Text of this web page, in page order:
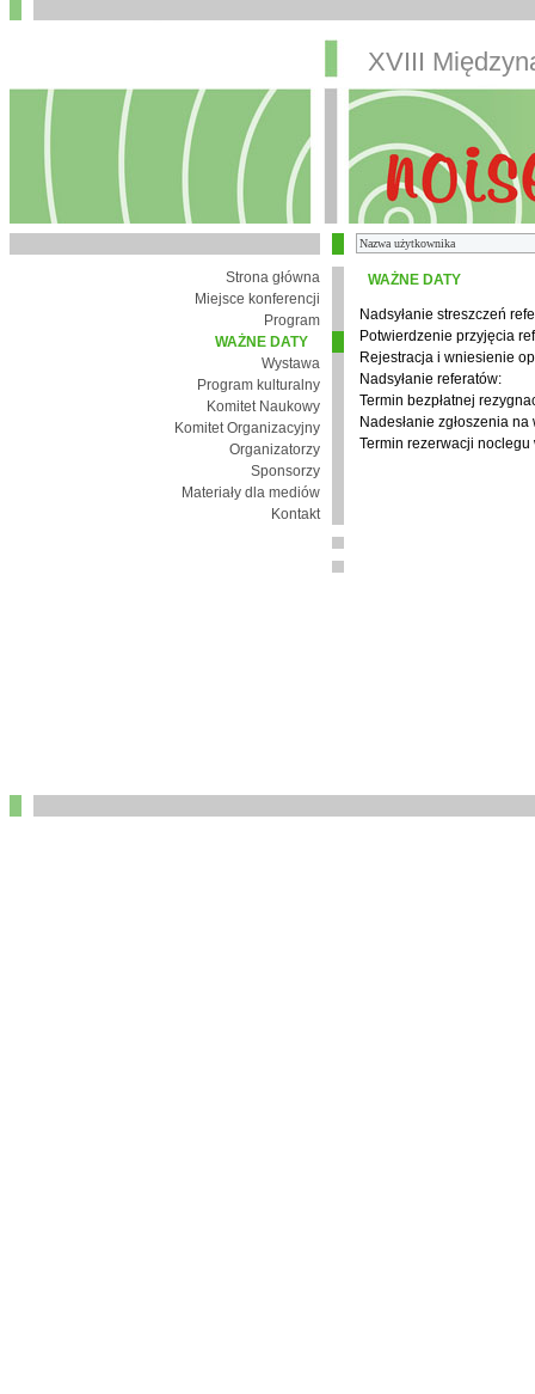
XVIII
Strona główna
Miejsce konferencji
Program
WAŻNE DATY
Wystawa
Program kulturalny
Komitet Naukowy
Komitet Organizacyjny
Organizatorzy
Sponsorzy
Materiały dla mediów
Kontakt
WAŻNE DATY
Nadsyłanie streszczeń
Potwierdzenie przyjęcia
Rejestracja i wniesienie
Nadsyłanie referatów:
Termin bezpłatnej
Nadesłanie zgłoszenia na
Termin rezerwacji